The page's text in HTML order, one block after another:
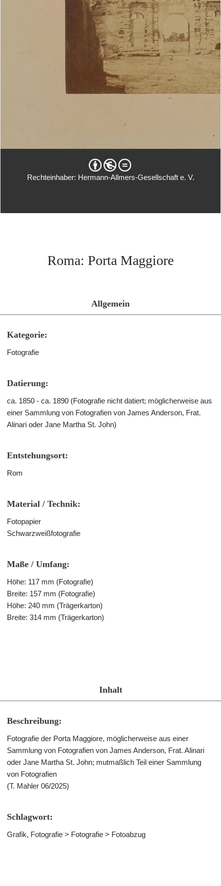
Rechteinhaber: Hermann-Allmers-Gesellschaft e. V.
Roma: Porta Maggiore
Allgemein
Kategorie:
Fotografie
Datierung:
ca. 1850 - ca. 1890 (Fotografie nicht datiert; möglicherweise aus
einer Sammlung von Fotografien von James Anderson, Frat.
Alinari oder Jane Martha St. John)
Entstehungsort:
Rom
Material / Technik:
Fotopapier
Schwarzweißfotografie
Maße / Umfang:
Höhe: 117 mm (Fotografie)
Breite: 157 mm (Fotografie)
Höhe: 240 mm (Trägerkarton)
Breite: 314 mm (Trägerkarton)
Inhalt
Beschreibung:
Fotografie der Porta Maggiore, möglicherweise aus einer
Sammlung von Fotografien von James Anderson, Frat. Alinari
oder Jane Martha St. John; mutmaßlich Teil einer Sammlung
von Fotografien
(T. Mahler 06/2025)
Schlagwort:
Grafik, Fotografie > Fotografie > Fotoabzug